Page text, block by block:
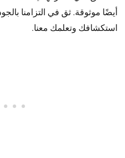
أيضًا موثوقة. ثق في التزامنا
استكشافك وتعلمك معنا.